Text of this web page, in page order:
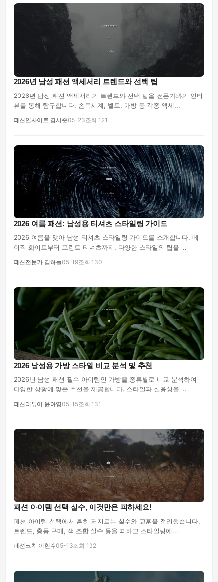
2026년 남성 패션 액세서리 트렌드와 선택 팁
2026년 남성 패션 액세서리의 트렌드와 선택 팁을 전문가와의 인터
뷰를 통해 탐구합니다. 손목시계, 벨트, 가방 등 각종 액세...
패션인사이트 김서준05-23조회 121
2026 여름 패션: 남성용 티셔츠 스타일링 가이드
2026 여름을 맞아 남성 티셔츠 스타일링 가이드를 소개합니다. 베
이직 화이트부터 프린트 티셔츠까지, 다양한 스타일의 팁을 ...
패션전문가 김하늘05-19조회 130
2026 남성용 가방 스타일 비교 분석 및 추천
2026년 남성 패션 필수 아이템인 가방을 종류별로 비교 분석하여
다양한 상황에 맞춘 추천을 제공합니다. 스타일과 실용성을 ...
패션리뷰어 윤아영05-15조회 131
패션 아이템 선택 실수, 이것만은 피하세요!
패션 아이템 선택에서 흔히 저지르는 실수와 교훈을 정리했습니다.
트렌드, 충동 구매, 색 조합 실수 등을 피하고 스타일링에...
패션코치 이현수05-13조회 132